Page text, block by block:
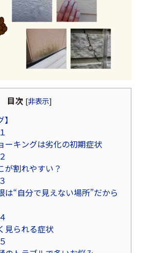
目次 [非表示]
ーキングは劣化の初期症状
が割れやすい？
は“自分で見えない場所”だから
見られる症状